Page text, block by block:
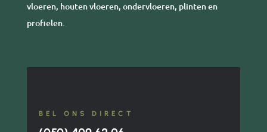
vloeren, houten vloeren, ondervloeren, plinten en
profielen.
BEL ONS DIRECT